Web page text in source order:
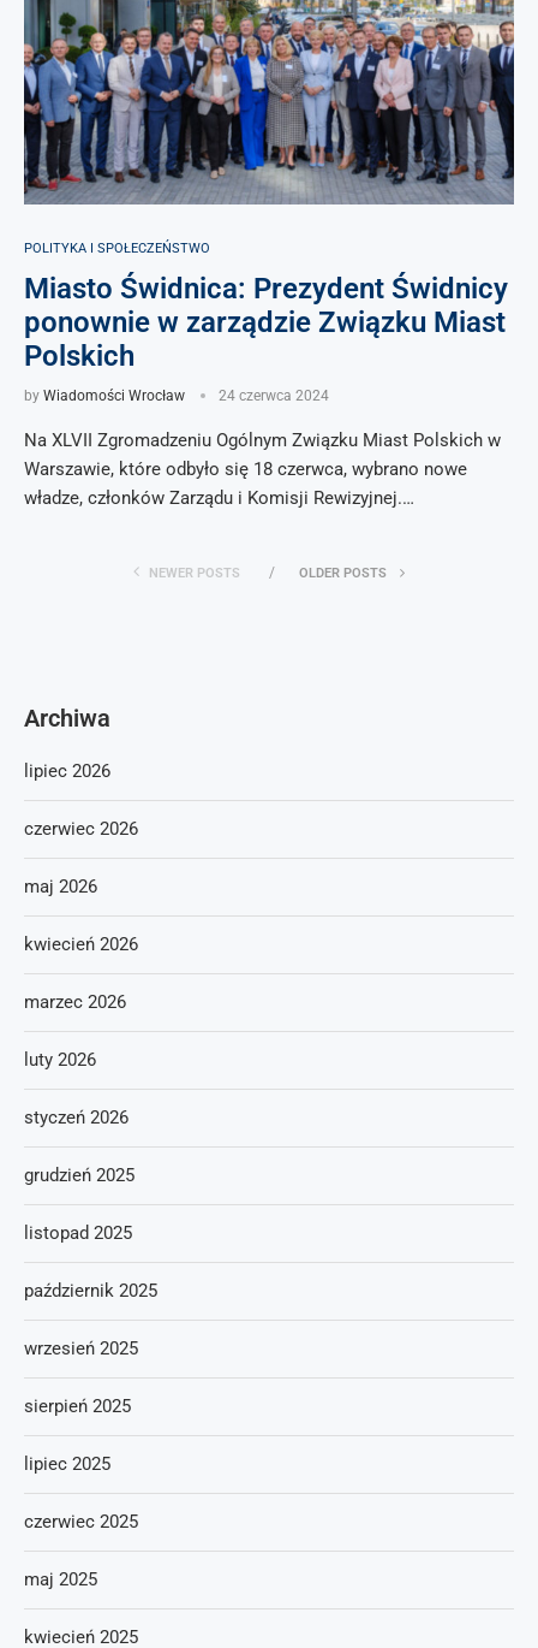
POLITYKA I SPOŁECZEŃSTWO
Miasto Świdnica: Prezydent Świdnicy
ponownie w zarządzie Związku Miast
Polskich
by Wiadomości Wrocław 24 czerwca 2024
Na XLVII Zgromadzeniu Ogólnym Związku Miast Polskich w
Warszawie, które odbyło się 18 czerwca, wybrano nowe
władze, członków Zarządu i Komisji Rewizyjnej.…
NEWER POSTS OLDER POSTS
Archiwa
lipiec 2026
czerwiec 2026
maj 2026
kwiecień 2026
marzec 2026
luty 2026
styczeń 2026
grudzień 2025
listopad 2025
październik 2025
wrzesień 2025
sierpień 2025
lipiec 2025
czerwiec 2025
maj 2025
kwiecień 2025